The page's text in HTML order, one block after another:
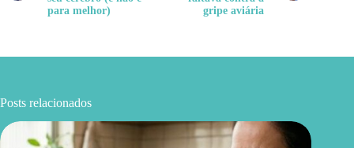
para melhor)
gripe aviária
Posts relacionados